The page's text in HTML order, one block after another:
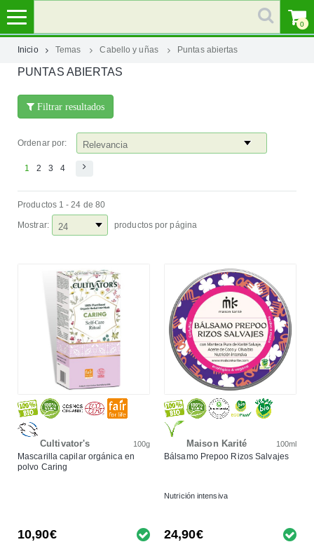
MI
CATEGORÍAS
AYUDA
0
Inicio Temas Cabello y uñas Puntas abiertas
PUNTAS ABIERTAS
Filtrar resultados
Ordenar por:
1 2 3 4
Productos 1 - 24 de 80
Mostrar: productos por página
Cultivator's 100g
Mascarilla capilar orgánica en
polvo Caring
10,90€
Maison Karité 100ml
Bálsamo Prepoo Rizos Salvajes
Nutrición intensiva
24,90€